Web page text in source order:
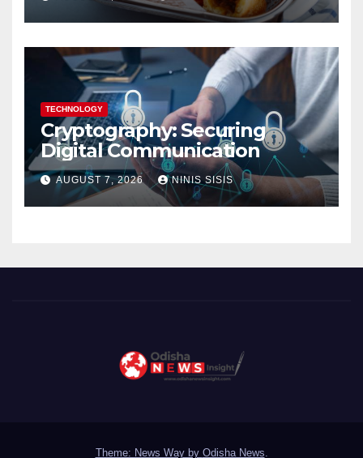
TECHNOLOGY
Cryptography: Securing
Digital Communication
AUGUST 7, 2026 NINIS SISIS
Theme: News Way by Odisha News